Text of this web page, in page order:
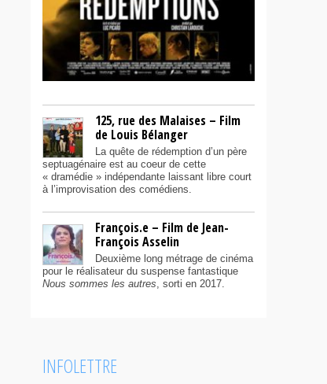
125, rue des Malaises – Film
de Louis Bélanger
La quête de rédemption d’un père
septuagénaire est au coeur de cette
« dramédie » indépendante laissant libre court
à l’improvisation des comédiens.
François.e – Film de Jean-
François Asselin
Deuxième long métrage de cinéma
pour le réalisateur du suspense fantastique
Nous sommes les autres, sorti en 2017.
INFOLETTRE